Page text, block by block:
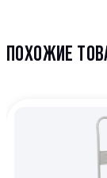
ПОХОЖИЕ